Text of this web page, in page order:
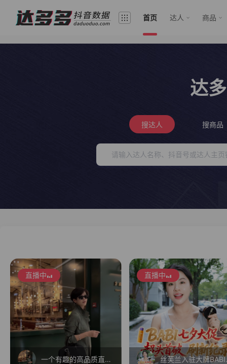
首页 达人 商品
达
搜达人 搜商品
直播中
一个有趣的高品质直播间~
直播中
丝芙兰